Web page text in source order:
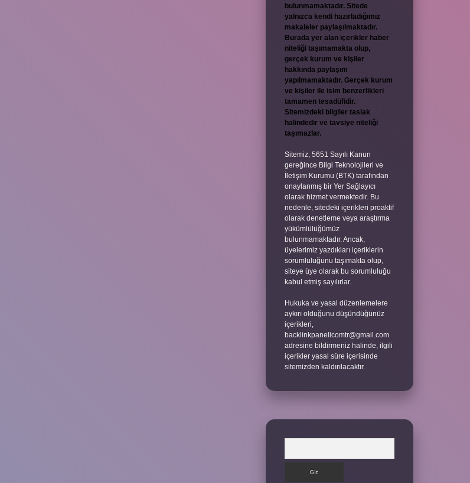
bulunmamaktadır. Sitede
yalnızca kendi hazırladığımız
makaleler paylaşılmaktadır.
Burada yer alan içerikler haber
niteliği taşımamakta olup,
gerçek kurum ve kişiler
hakkında paylaşım
yapılmamaktadır. Gerçek kurum
ve kişiler ile isim benzerlikleri
tamamen tesadüfidir.
Sitemizdeki bilgiler taslak
halindedir ve tavsiye niteliği
taşımazlar.
Sitemiz, 5651 Sayılı Kanun
gereğince Bilgi Teknolojileri ve
İletişim Kurumu (BTK) tarafından
onaylanmış bir Yer Sağlayıcı
olarak hizmet vermektedir. Bu
nedenle, sitedeki içerikleri proaktif
olarak denetleme veya araştırma
yükümlülüğümüz
bulunmamaktadır. Ancak,
üyelerimiz yazdıkları içeriklerin
sorumluluğunu taşımakta olup,
siteye üye olarak bu sorumluluğu
kabul etmiş sayılırlar.
Hukuka ve yasal düzenlemelere
aykırı olduğunu düşündüğünüz
içerikleri,
backlinkpanelicomtr@gmail.com
adresine bildirmeniz halinde, ilgili
içerikler yasal süre içerisinde
sitemizden kaldırılacaktır.